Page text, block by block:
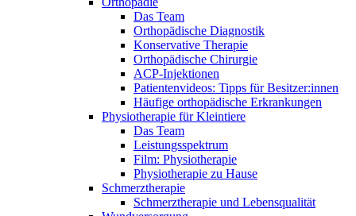
Das Team
Orthopädische Diagnostik
Konservative Therapie
Orthopädische Chirurgie
ACP-Injektionen
Patientenvideos: Tipps für Besitzer:innen
Häufige orthopädische Erkrankungen
Physiotherapie für Kleintiere
Das Team
Leistungsspektrum
Film: Physiotherapie
Physiotherapie zu Hause
Schmerztherapie
Schmerztherapie und Lebensqualität